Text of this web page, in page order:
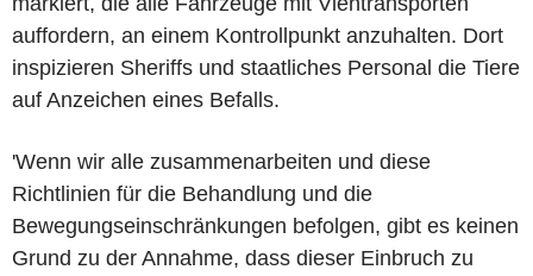
auffordern, an einem Kontrollpunkt anzuhalten. Dort
inspizieren Sheriffs und staatliches Personal die Tiere
auf Anzeichen eines Befalls.
'Wenn wir alle zusammenarbeiten und diese
Richtlinien für die Behandlung und die
Bewegungseinschränkungen befolgen, gibt es keinen
Grund zu der Annahme, dass dieser Einbruch zu